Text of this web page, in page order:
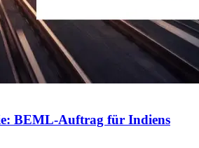
BEML-Auftrag für Indiens